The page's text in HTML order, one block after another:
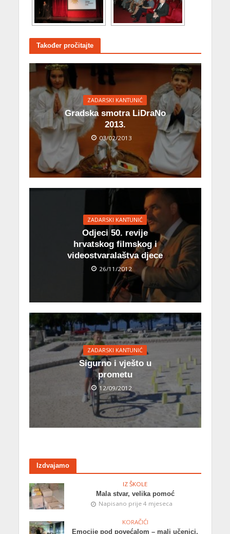
Također pročitajte
ZADARSKI KANTUNIĆ
Gradska smotra LiDraNo
2013.
03/02/2013
ZADARSKI KANTUNIĆ
Odjeci 50. revije
hrvatskog filmskog i
videostvaralaštva djece
26/11/2012
ZADARSKI KANTUNIĆ
Sigurno i vješto u
prometu
12/09/2012
Izdvajamo
IZ ŠKOLE
Mala stvar, velika pomoć
Napisano prije 4 mjeseca
KORAČIĆI
Emocije pod povećalom – mali učenici,